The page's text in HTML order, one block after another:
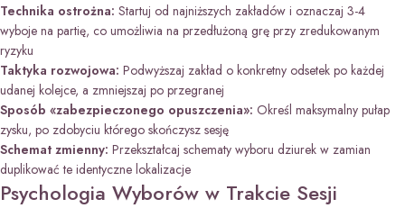
Technika ostrożna: Startuj od najniższych zakładów i oznaczaj 3-4
wyboje na partię, co umożliwia na przedłużoną grę przy zredukowanym
ryzyku
Taktyka rozwojowa: Podwyższaj zakład o konkretny odsetek po każdej
udanej kolejce, a zmniejszaj po przegranej
Sposób «zabezpieczonego opuszczenia»: Określ maksymalny pułap
zysku, po zdobyciu którego skończysz sesję
Schemat zmienny: Przekształcaj schematy wyboru dziurek w zamian
duplikować te identyczne lokalizacje
Psychologia Wyborów w Trakcie Sesji